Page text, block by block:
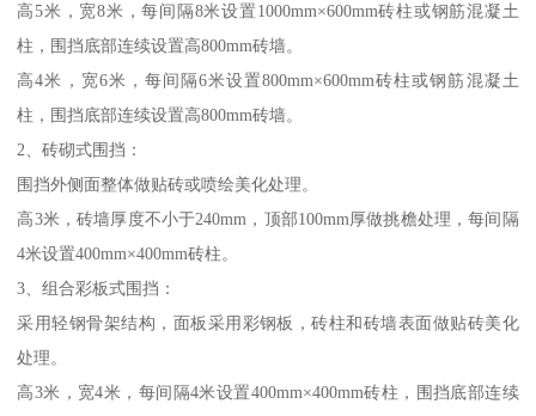
高5米，宽8米，每间隔8米设置1000mm×600mm砖柱或钢筋混凝土
柱，围挡底部连续设置高800mm砖墙。
高4米，宽6米，每间隔6米设置800mm×600mm砖柱或钢筋混凝土
柱，围挡底部连续设置高800mm砖墙。
2、砖砌式围挡：
围挡外侧面整体做贴砖或喷绘美化处理。
高3米，砖墙厚度不小于240mm，顶部100mm厚做挑檐处理，每间隔
4米设置400mm×400mm砖柱。
3、组合彩板式围挡：
采用轻钢骨架结构，面板采用彩钢板，砖柱和砖墙表面做贴砖美化
处理。
高3米，宽4米，每间隔4米设置400mm×400mm砖柱，围挡底部连续